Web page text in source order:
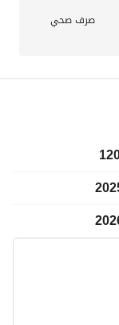
صرف صحي